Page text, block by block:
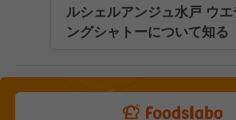
ルシェルアンジュ水戸 ウエ
ングシャトーについて知る